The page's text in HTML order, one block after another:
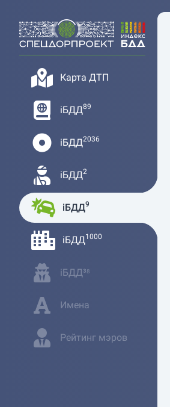
Карта ДТП
iБДД89
iБДД2036
iБДД2
iБДД9
iБДД1000
iБДД³⁸
Имена
Рейтинг мэров